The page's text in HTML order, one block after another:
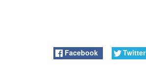
Facebook Twitter